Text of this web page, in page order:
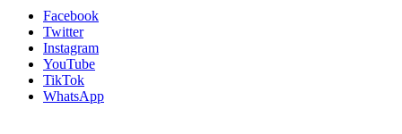
Facebook
Twitter
Instagram
YouTube
TikTok
WhatsApp